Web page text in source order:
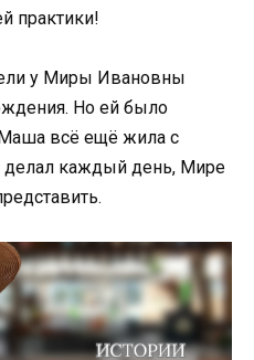
практики!
у Миры Ивановны
Но ей было
всё ещё жила с
делал каждый день, Мире